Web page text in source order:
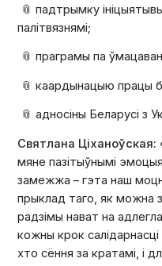
📎 падтрымку
палітвязнямі;
📎 праграмы па
📎 каардынацыю працы
📎 адносіны Беларусі з
Святлана Ціханоўская:
мяне пазітыўнымі
замежжа – гэта наш
прыклад таго, як можна
радзімы нават на
кожны крок
хто сёння за кратамі, і